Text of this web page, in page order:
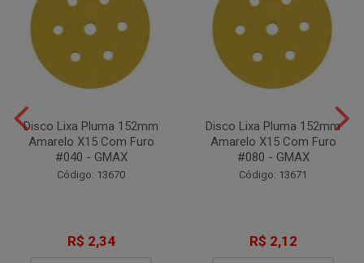
Disco Lixa Pluma 152mm
Amarelo X15 Com Furo
#040 - GMAX
Código: 13670
R$ 2,34
Disco Lixa Pluma 152mm
Amarelo X15 Com Furo
#080 - GMAX
Código: 13671
R$ 2,12